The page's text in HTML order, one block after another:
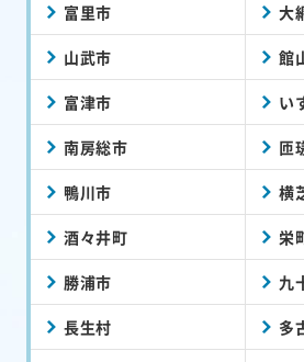
富里市 大
山武市 館
富津市 い
南房総市 匝
鴨川市 横
酒々井町 栄
勝浦市 九
長生村 多